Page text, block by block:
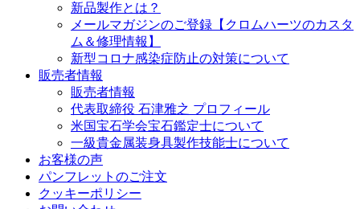
新品製作とは？
メールマガジンのご登録【クロムハーツのカスタ
ム＆修理情報】
新型コロナ感染症防止の対策について
販売者情報
販売者情報
代表取締役 石津雅之 プロフィール
米国宝石学会宝石鑑定士について
一級貴金属装身具製作技能士について
お客様の声
パンフレットのご注文
クッキーポリシー